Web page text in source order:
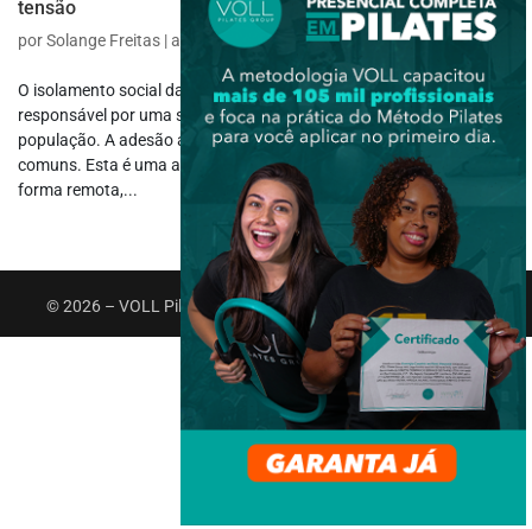
tensão
porSolange Freitas |abr 14, 2021| Fisioterapia Neurológica
O isolamento social dado pelo surgimento do novo coronavírus foi
responsável por uma série de mudanças nas rotinas de toda a
população. A adesão ao home office é uma dessas mudanças mais
comuns. Esta é uma alternativa viável de manter-se trabalhando de
forma remota,...
© 2026 – VOLL Pilates Group. Todos os direitos reservados.